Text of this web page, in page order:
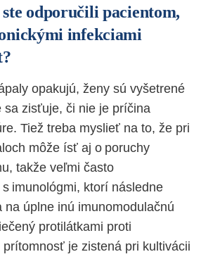
odporučili pacientom,
infekciami
opakujú, ženy sú vyšetrené
sa zisťuje, či nie je príčina
Tiež treba myslieť na to, že pri
môže ísť aj o poruchy
takže veľmi často
imunológmi, ktorí následne
na úplne inú imunomodulačnú
protilátkami proti
je zistená pri kultivácii